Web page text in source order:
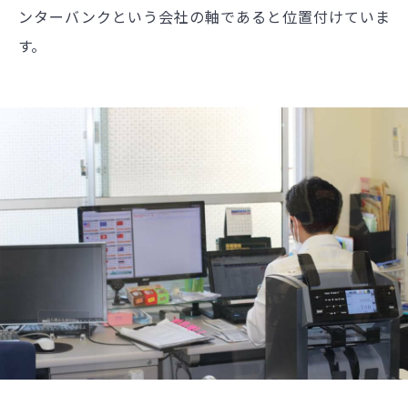
ンターバンクという会社の軸であると位置付けていま
す。